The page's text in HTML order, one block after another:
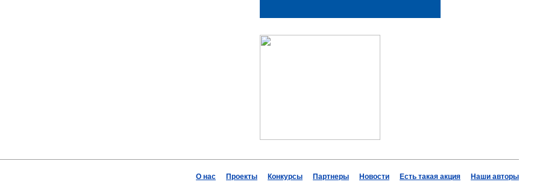
О нас Проекты Конкурсы Партнеры Новости Есть такая акция Наши авторы